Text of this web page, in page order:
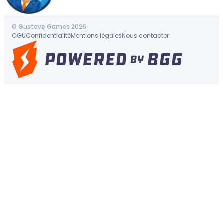
© Gustave Games 2026
CGUConfidentialitéMentions légalesNous contacter